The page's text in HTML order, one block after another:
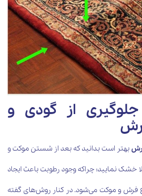
از گودی و
بهتر است بدانید که بعد از شستن موکت و
خشک نمایید؛ چراکه وجود رطوبت باعث ایجاد
فرش و موکت می‌شود. در کنار روش‌های گفته